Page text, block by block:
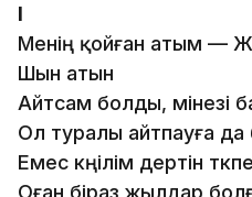
І
Менің қойған атым —
Шын атын
Айтсам болды, мінезі
Ол туралы айтпауға да
Емес көңілім дертін
Оған біраз жылдар